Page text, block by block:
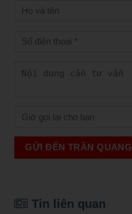
GỬI ĐẾN TRẦN QUANG
Tin liên quan